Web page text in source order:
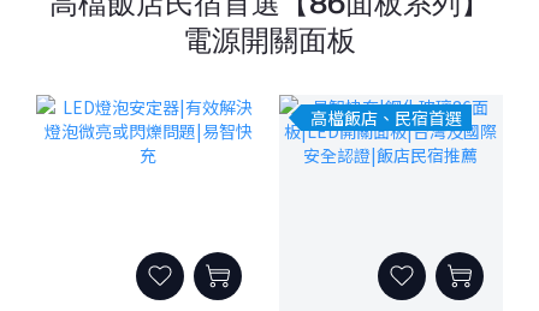
電源開關面板
高檔飯店、民宿首選